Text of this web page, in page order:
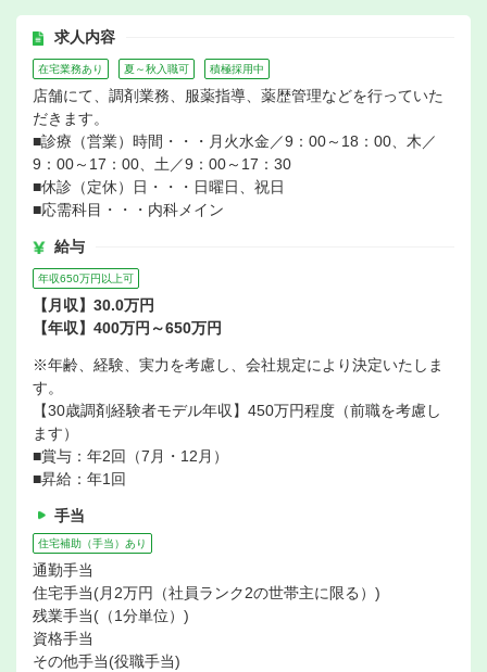
求人内容
在宅業務あり 夏～秋入職可 積極採用中
店舗にて、調剤業務、服薬指導、薬歴管理などを行っていた
だきます。
■診療（営業）時間・・・月火水金／9：00～18：00、木／
9：00～17：00、土／9：00～17：30
■休診（定休）日・・・日曜日、祝日
■応需科目・・・内科メイン
給与
年収650万円以上可
【月収】30.0万円
【年収】400万円～650万円
※年齢、経験、実力を考慮し、会社規定により決定いたしま
す。
【30歳調剤経験者モデル年収】450万円程度（前職を考慮し
ます）
■賞与：年2回（7月・12月）
■昇給：年1回
手当
住宅補助（手当）あり
通勤手当
住宅手当(月2万円（社員ランク2の世帯主に限る）)
残業手当(（1分単位）)
資格手当
その他手当(役職手当)